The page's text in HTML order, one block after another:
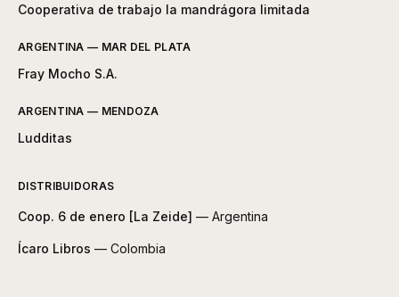
Cooperativa de trabajo la mandrágora limitada
ARGENTINA — MAR DEL PLATA
Fray Mocho S.A.
ARGENTINA — MENDOZA
Ludditas
DISTRIBUIDORAS
Coop. 6 de enero [La Zeide] — Argentina
Ícaro Libros — Colombia